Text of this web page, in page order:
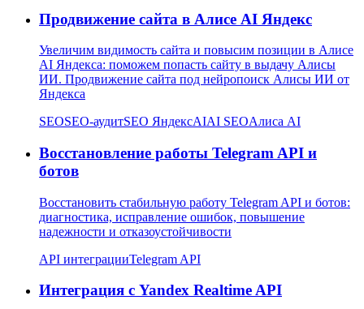
Продвижение сайта в Алисе AI Яндекс
Увеличим видимость сайта и повысим позиции в Алисе
AI Яндекса: поможем попасть сайту в выдачу Алисы
ИИ. Продвижение сайта под нейропоиск Алисы ИИ от
Яндекса
SEOSEO-аудитSEO ЯндексAIAI SEOАлиса AI
Восстановление работы Telegram API и
ботов
Восстановить стабильную работу Telegram API и ботов:
диагностика, исправление ошибок, повышение
надежности и отказоустойчивости
API интеграцииTelegram API
Интеграция с Yandex Realtime API